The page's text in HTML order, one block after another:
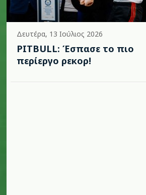
Δευτέρα, 13 Ιούλιος 2026
PITBULL: Έσπασε το πιο
περίεργο ρεκορ!